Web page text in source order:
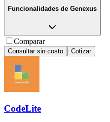
Funcionalidades de Genexus
Comparar
Consultar sin costo Cotizar
CodeLite